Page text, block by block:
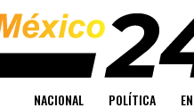
NACIONAL POLÍTICA